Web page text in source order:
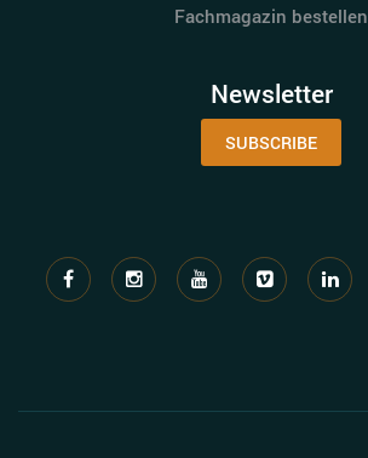
Fachmagazin bestellen
Newsletter
SUBSCRIBE